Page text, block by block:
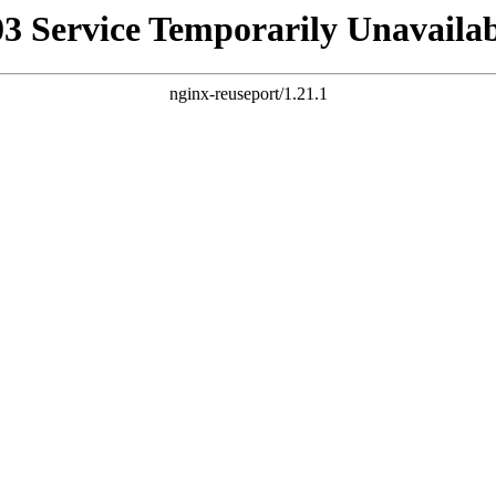
Service Temporarily
nginx-reuseport/1.21.1